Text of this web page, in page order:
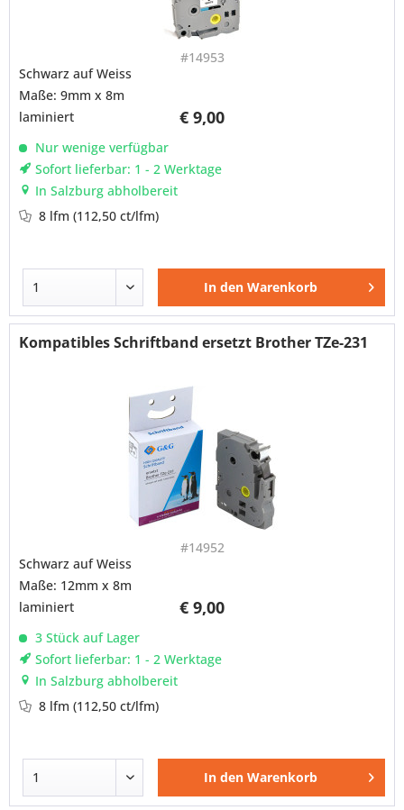
#14953
€ 9,00
Schwarz auf Weiss
Maße: 9mm x 8m
laminiert
Nur wenige verfügbar
Sofort lieferbar: 1 - 2 Werktage
In Salzburg abholbereit
8 lfm(112,50 ct/lfm)
In den Warenkorb
Kompatibles Schriftband ersetzt Brother TZe-231
#14952
€ 9,00
Schwarz auf Weiss
Maße: 12mm x 8m
laminiert
3 Stück auf Lager
Sofort lieferbar: 1 - 2 Werktage
In Salzburg abholbereit
8 lfm(112,50 ct/lfm)
In den Warenkorb